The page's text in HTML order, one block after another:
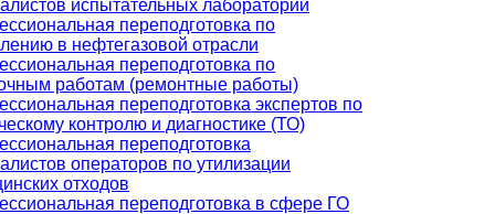
испытательных лабораторий
переподготовка по
в нефтегазовой отрасли
переподготовка по
работам (ремонтные работы)
переподготовка экспертов по
контролю и диагностике (ТО)
переподготовка
операторов по утилизации
отходов
переподготовка в сфере ГО